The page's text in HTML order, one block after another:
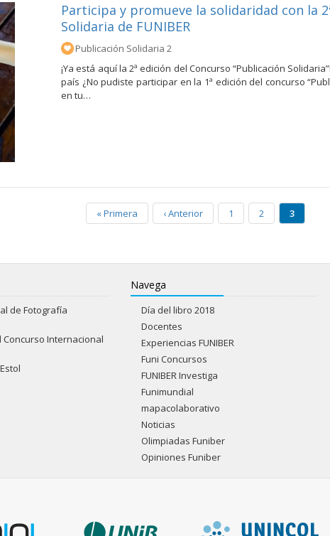
Participa y promueve la solidaridad con la
Solidaria de FUNIBER
Publicación Solidaria 2
¡Ya está aquí la 2ª edición del Concurso “Publicación
país ¿No pudiste participar en la 1ª edición del concurso
en tu…
«Primera ‹Anterior 1 2 3
de Fotografía
Internacional
Navega
Día del libro 2018
Docentes
Experiencias FUNIBER
Funi Concursos
FUNIBER Investiga
Funimundial
mapacolaborativo
Noticias
Olimpiadas Funiber
Opiniones Funiber